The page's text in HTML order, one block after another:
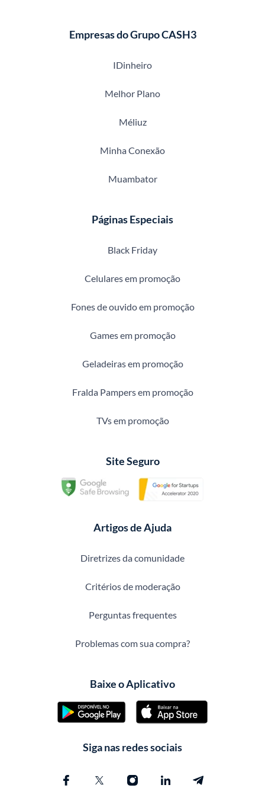
Empresas do Grupo CASH3
IDinheiro
Melhor Plano
Méliuz
Minha Conexão
Muambator
Páginas Especiais
Black Friday
Celulares em promoção
Fones de ouvido em promoção
Games em promoção
Geladeiras em promoção
Fralda Pampers em promoção
TVs em promoção
Site Seguro
Artigos de Ajuda
Diretrizes da comunidade
Critérios de moderação
Perguntas frequentes
Problemas com sua compra?
Baixe o Aplicativo
Siga nas redes sociais